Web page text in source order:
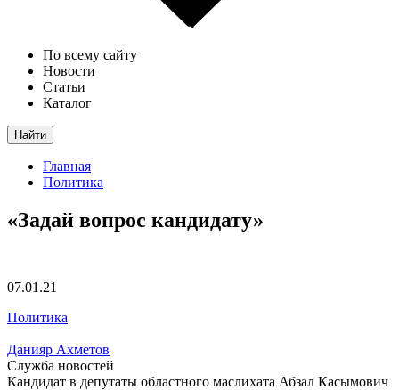
По всему сайту
Новости
Статьи
Каталог
Найти
Главная
Политика
«Задай вопрос кандидату»
07.01.21
Политика
Данияр Ахметов
Служба новостей
Кандидат в депутаты областного маслихата Абзал Касымович